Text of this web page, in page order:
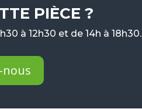
PIÈCE ?
à 12h30 et de 14h à 18h30.
nous